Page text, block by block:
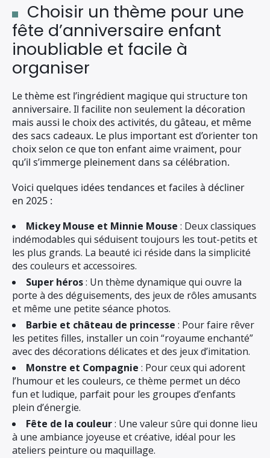
Choisir un thème pour une
fête d’anniversaire enfant
inoubliable et facile à
organiser
Le thème est l’ingrédient magique qui structure ton
anniversaire. Il facilite non seulement la décoration
mais aussi le choix des activités, du gâteau, et même
des sacs cadeaux. Le plus important est d’orienter ton
choix selon ce que ton enfant aime vraiment, pour
qu’il s’immerge pleinement dans sa célébration.
Voici quelques idées tendances et faciles à décliner
en 2025 :
Mickey Mouse et Minnie Mouse : Deux classiques
indémodables qui séduisent toujours les tout-petits et
les plus grands. La beauté ici réside dans la simplicité
des couleurs et accessoires.
Super héros: Un thème dynamique qui ouvre la
porte à des déguisements, des jeux de rôles amusants
et même une petite séance photos.
Barbie et château de princesse : Pour faire rêver
les petites filles, installer un coin “royaume enchanté”
avec des décorations délicates et des jeux d’imitation.
Monstre et Compagnie : Pour ceux qui adorent
l’humour et les couleurs, ce thème permet un déco
fun et ludique, parfait pour les groupes d’enfants
plein d’énergie.
Fête de la couleur: Une valeur sûre qui donne lieu
à une ambiance joyeuse et créative, idéal pour les
ateliers peinture ou maquillage.